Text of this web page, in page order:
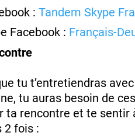
: Tandem Skype
Facebook : Français-
tu t’entretiendras
tu auras besoin de
ta rencontre et te sentir
2 fois :